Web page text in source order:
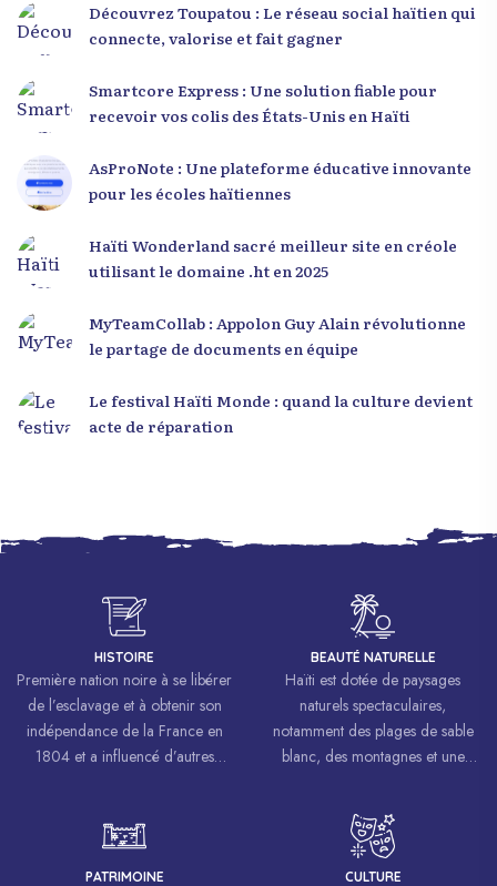
Découvrez Toupatou : Le réseau social haïtien qui
connecte, valorise et fait gagner
Smartcore Express : Une solution fiable pour
recevoir vos colis des États-Unis en Haïti
AsProNote : Une plateforme éducative innovante
pour les écoles haïtiennes
Haïti Wonderland sacré meilleur site en créole
utilisant le domaine .ht en 2025
MyTeamCollab : Appolon Guy Alain révolutionne
le partage de documents en équipe
Le festival Haïti Monde : quand la culture devient
acte de réparation
HISTOIRE
Première nation noire à se libérer
de l’esclavage et à obtenir son
indépendance de la France en
1804 et a influencé d’autres
luttes pour la liberté et l’égalité.
BEAUTÉ NATURELLE
Haïti est dotée de paysages
naturels spectaculaires,
notamment des plages de sable
blanc, des montagnes et une
PATRIMOINE CULTURE